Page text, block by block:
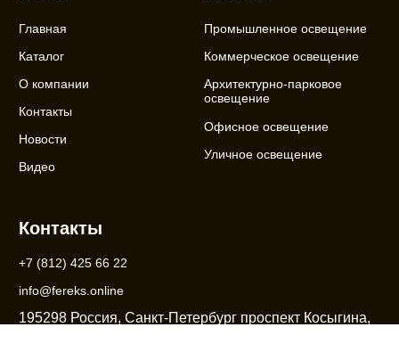
Главная
Каталог
О компании
Контакты
Новости
Видео
Промышленное освещение
Коммерческое освещение
Архитектурно-парковое
освещение
Офисное освещение
Уличное освещение
Контакты
+7 (812) 425 66 22
info@fereks.online
195298 Россия, Санкт-Петербург проспект Косыгина,